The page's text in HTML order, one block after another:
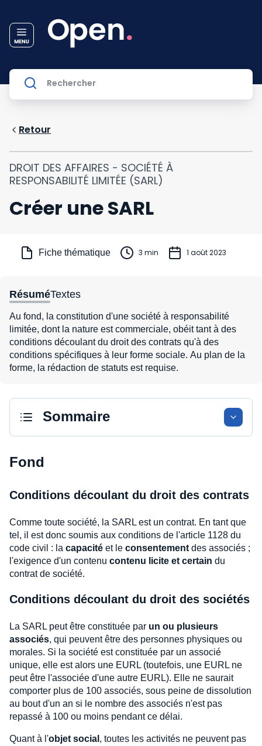
Retour
DROIT DES AFFAIRES - SOCIÉTÉ À
RESPONSABILITÉ LIMITÉE (SARL)
Créer une SARL
Fiche thématique 3 min 1 août 2023
RésuméTextes
Au fond, la constitution d'une société à responsabilité
limitée, dont la nature est commerciale, obéit tant à des
conditions découlant du droit des contrats qu'à des
conditions spécifiques à leur forme sociale. Au plan de la
forme, la rédaction de statuts est requise.
Sommaire
Fond
Conditions découlant du droit des contrats
Comme toute société, la SARL est un contrat. En tant que
tel, il est donc soumis aux conditions de l'article 1128 du
code civil : la capacité et le consentement des associés ;
l'exigence d'un contenu contenu licite et certain du
contrat de société.
Conditions découlant du droit des sociétés
La SARL peut être constituée par un ou plusieurs
associés, qui peuvent être des personnes physiques ou
morales. Si la société est constituée par un associé
unique, elle est alors une EURL (toutefois, une EURL ne
peut être l'associée d'une autre EURL). Elle ne saurait
comporter plus de 100 associés, sous peine de dissolution
au bout d'un an si le nombre des associés n'est pas
repassé à 100 ou moins pendant ce délai.
Quant à l'objet social , toutes les activités ne peuvent pas